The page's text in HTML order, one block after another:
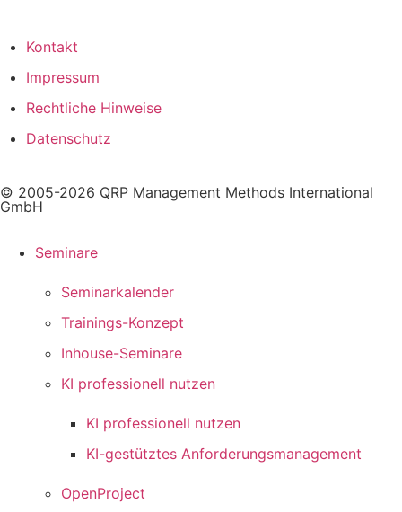
Kontakt
Impressum
Rechtliche Hinweise
Datenschutz
© 2005-2026 QRP Management Methods International
GmbH
Seminare
Seminarkalender
Trainings-Konzept
Inhouse-Seminare
KI professionell nutzen
KI professionell nutzen
KI-gestütztes Anforderungsmanagement
OpenProject